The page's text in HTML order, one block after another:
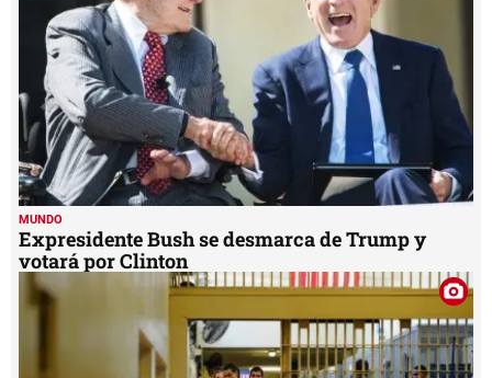
MUNDO
Expresidente Bush se desmarca de Trump y
votará por Clinton